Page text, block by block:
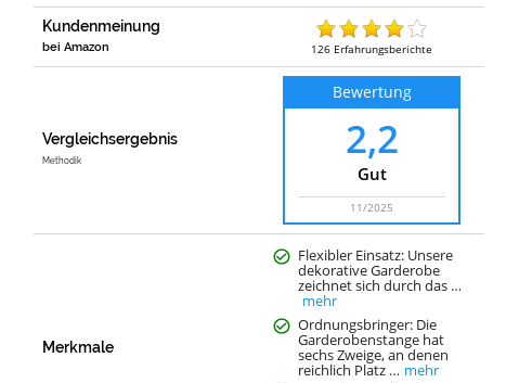
Kundenmeinung
bei Amazon 126 Erfahrungsberichte
Vergleichsergebnis
Methodik
Bewertung
2,2
Gut
11/2025
Merkmale
Flexibler Einsatz: Unsere
dekorative Garderobe
zeichnet sich durch das …
mehr
Ordnungsbringer: Die
Garderobenstange hat
sechs Zweige, an denen
reichlich Platz … mehr